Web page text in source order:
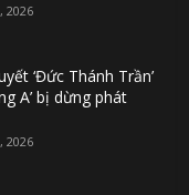
2026
‘Đức Thánh Trần’
A’ bị dừng phát
2026